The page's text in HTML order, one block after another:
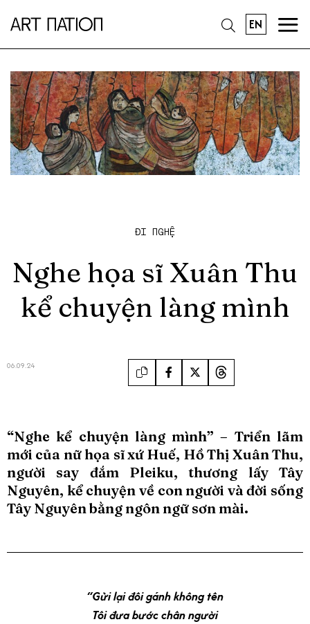
EN
ĐI NGHỆ
Nghe họa sĩ Xuân Thu
kể chuyện làng mình
06.09.24
“Nghe kể chuyện làng mình” – Triển lãm
mới của nữ họa sĩ xứ Huế, Hồ Thị Xuân Thu,
người say đắm Pleiku, thương lấy Tây
Nguyên, kể chuyện về con người và đời sống
Tây Nguyên bằng ngôn ngữ sơn mài.
“Gửi lại đôi gánh không tên
Tôi đưa bước chân người